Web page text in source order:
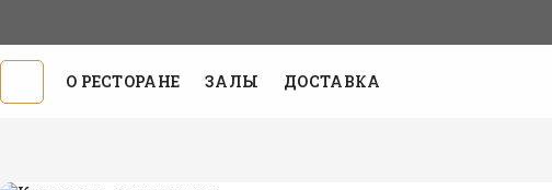
О РЕСТОРАНЕ ЗАЛЫ ДОСТАВКА